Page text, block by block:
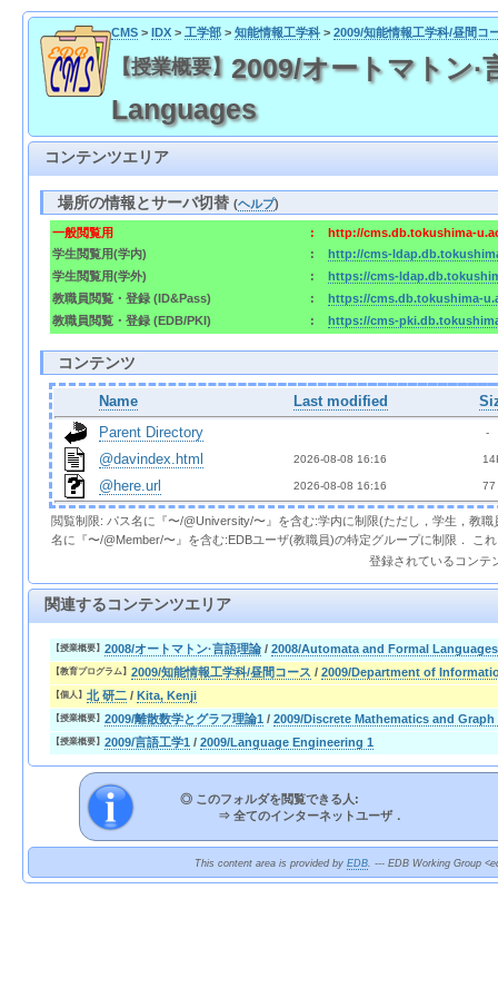
CMS> IDX> 工学部> 知能情報工学科> 2009/知能情報工学科/昼間コ
【授業概要】 2009/オートマトン
Languages
コンテンツエリア
場所の情報とサーバ切替(ヘルプ)
一般閲覧用 :
http://cms.db.tokushima-
学生閲覧用(学内)
:
http://cms-
学生閲覧用(学外)
:
https://cms-
教職員閲覧・登録 (ID&Pass)
:
https://cms.db.tokushima-
教職員閲覧・登録 (EDB/PKI)
: https://cms-
コンテンツ
Name Last modified
Parent Directory
  -
@davindex.html 2026-08-08 16:16
@here.url 2026-08-08 16:16 77
閲覧制限: パス名に『〜/@University/〜』を含む:学内に制限(ただし，学生，教
名に『〜/@Member/〜』を含む:EDBユーザ(教職員)の特定グループに制限． こ
登録されているコンテ
関連するコンテンツエリア
【授業概要】 2008/オートマトン·言語理論 / 2008/Automata and Formal Languages
【教育プログラム】 2009/知能情報工学科/昼間コース / 2009/Department of
【個人】 北 研二 / Kita, Kenji
【授業概要】 2009/離散数学とグラフ理論1 / 2009/Discrete Mathematics and Graph
【授業概要】 2009/言語工学1 / 2009/Language Engineering 1
◎ このフォルダを閲覧できる人:
⇒ 全てのインターネットユーザ．
This content area is provided by EDB. --- EDB Working Group